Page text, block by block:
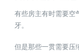
有些房主有时需要空
牙。
但是那些一贯需要压